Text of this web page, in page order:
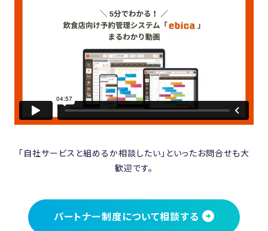
「自社サービスと組めるか相談したい」といったお問合せも大
歓迎です。
パートナー制度について相談する